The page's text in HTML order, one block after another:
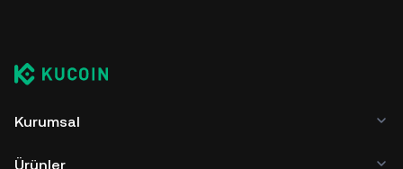
Kurumsal
Ürünler